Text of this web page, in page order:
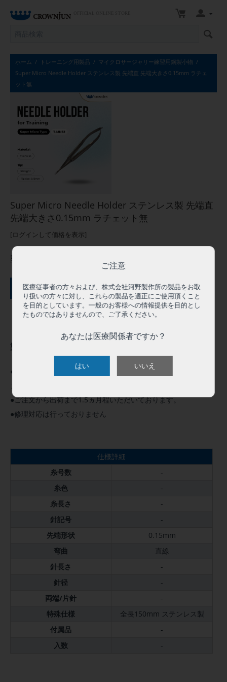
ホーム / トレーニング用製品 / マイクロサージャリー練習用鋼製小物 /
Super Micro Needle Holder ステンレス製 先端直 先端大きさ0.15mm ラチェ
ット無
Super Micro Needle Holder ステンレス製 先端直
先端大きさ0.15mm ラチェット無
[ログインして価格を表示]
型番:
ご購入にはログインが必要です
製品概要
●本製品は練習用を想定した未滅菌製品です。医療機器ではあり
ません。医療行為には絶対に使用しないで下さい。
●ご注文から出荷まで1.5ヵ月程いただいております。
●修理対応は行っておりません
仕様詳細
糸号数
-
糸色
-
糸長さ
-
針記号
-
先端形状
0.15mm
弯曲
直線
針長さ
-
針径
-
両端/片針
-
特殊仕様
全長150mm ステンレス製
付属品
-
入数
-
ご注意
医療従事者の方々および、株式会社河野製作所の製品をお取
り扱いの方々に対し、これらの製品を適正にご使用頂くこと
を目的としています。一般のお客様への情報提供を目的とし
たものではありませんので、ご了承ください。
あなたは医療関係者ですか？
はい いいえ